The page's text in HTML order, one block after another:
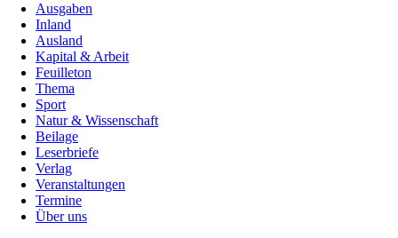
Ausgaben
Inland
Ausland
Kapital & Arbeit
Feuilleton
Thema
Sport
Natur & Wissenschaft
Beilage
Leserbriefe
Verlag
Veranstaltungen
Termine
Über uns